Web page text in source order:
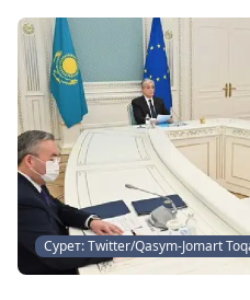
Сурет: Twitter/Qasym-Jomart